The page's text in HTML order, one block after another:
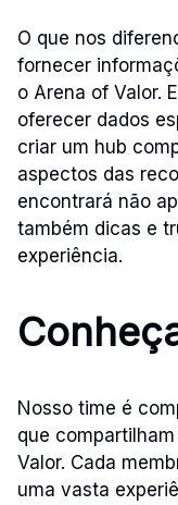
O que nos
fornecer
o Arena of Valor.
oferecer dados
criar um hub
aspectos das
encontrará não
também dicas e
experiência.
Nosso time é
que
Valor. Cada
uma vasta